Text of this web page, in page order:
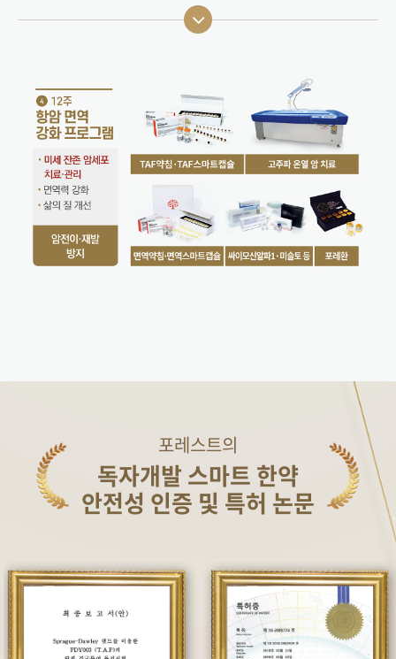
포레스트의
독자개발 스마트 한약
안전성 인증 및 특허 논문